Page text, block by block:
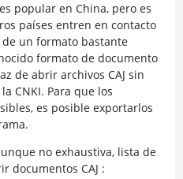
popular en China, pero es
países entren en contacto
un formato bastante
formato de documento
de abrir archivos CAJ sin
CNKI. Para que los
es posible exportarlos
no exhaustiva, lista de
documentos CAJ :